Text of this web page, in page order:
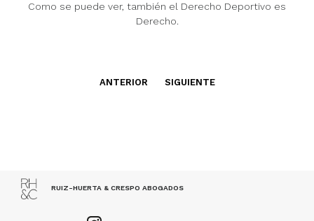
Como se puede ver, también el Derecho Deportivo es
Derecho.
ANTERIOR SIGUIENTE
RUIZ-HUERTA & CRESPO ABOGADOS